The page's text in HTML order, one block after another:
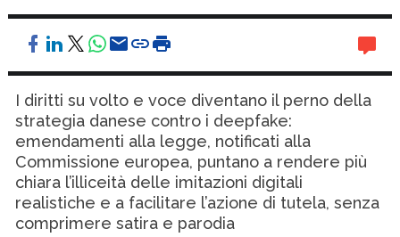
I diritti su volto e voce diventano il perno della
strategia danese contro i deepfake:
emendamenti alla legge, notificati alla
Commissione europea, puntano a rendere più
chiara l’illiceità delle imitazioni digitali
realistiche e a facilitare l’azione di tutela, senza
comprimere satira e parodia